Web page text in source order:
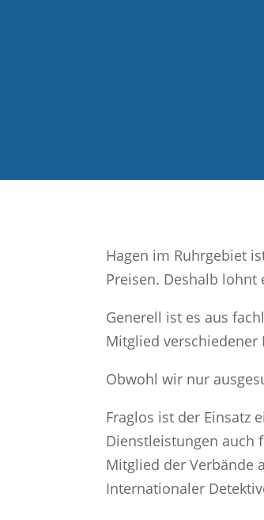
Hagen im Ruhrgebiet
Preisen. Deshalb lohnt
Generell ist es aus
Mitglied verschiedener
Obwohl wir nur
Fraglos ist der Einsatz
Dienstleistungen auch
Mitglied der Verbände
Internationaler